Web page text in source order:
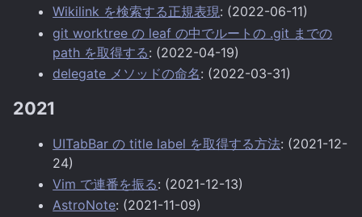
Wikilink を検索する正規表現: (2022-06-11)
git worktree の leaf の中でルートの .git までの
path を取得する: (2022-04-19)
delegate メソッドの命名: (2022-03-31)
2021
UITabBar の title label を取得する方法: (2021-12-
24)
Vim で連番を振る: (2021-12-13)
AstroNote: (2021-11-09)